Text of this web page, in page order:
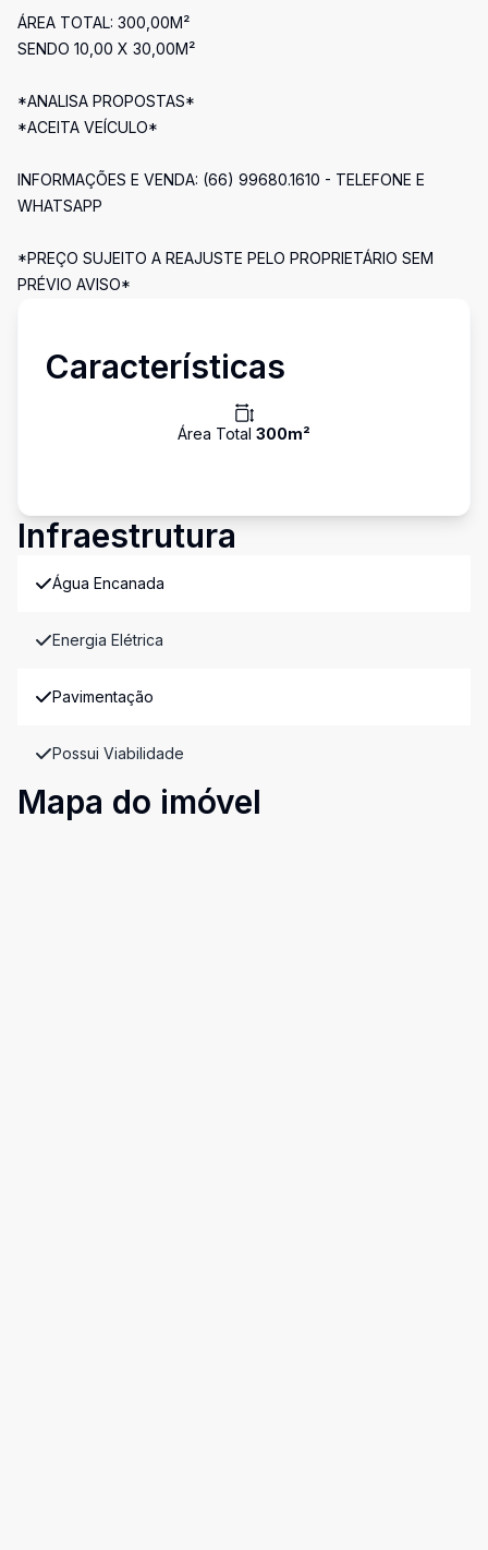
ÁREA TOTAL: 300,00M²
SENDO 10,00 X 30,00M²
*ANALISA PROPOSTAS*
*ACEITA VEÍCULO*
INFORMAÇÕES E VENDA: (66) 99680.1610 - TELEFONE E
WHATSAPP
*PREÇO SUJEITO A REAJUSTE PELO PROPRIETÁRIO SEM
PRÉVIO AVISO*
Características
Área Total 300m²
Infraestrutura
Água Encanada
Energia Elétrica
Pavimentação
Possui Viabilidade
Mapa do imóvel